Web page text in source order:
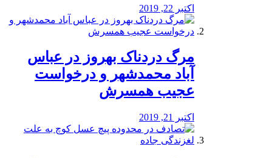
اکتبر 22, 2019
مرگ دردناک بهروز در عباس
آباد محمدشهر و درخواست
عجیب همسرش
اکتبر 21, 2019